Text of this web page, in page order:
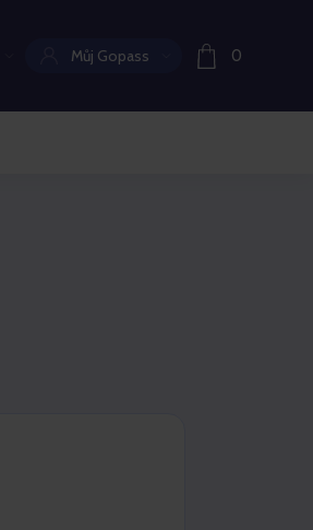
Aktuální jazyk:Můj Gopass 0